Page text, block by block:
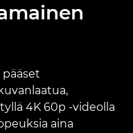
4K 60p -videolla
aina